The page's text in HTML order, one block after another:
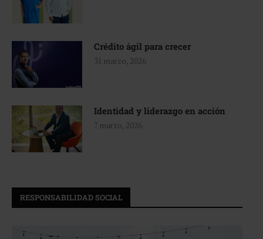
Crédito ágil para crecer
31 marzo, 2026
Identidad y liderazgo en acción
7 marzo, 2026
RESPONSABILIDAD SOCIAL